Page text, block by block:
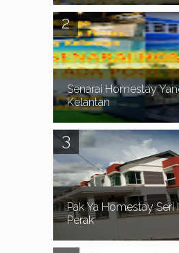
Assalamualaikum dan Salam
kali ini kita teruskan lagi
yang ada swimming pool di
Senarai Homestay
Kelantan
Assalamualaikum dan
musim cuti sekolah biasanya
mencari Homestay di Pantai
di negeri...
Pak Ya Homestay Seri
Perak
Pak Ya Homestay di Seri